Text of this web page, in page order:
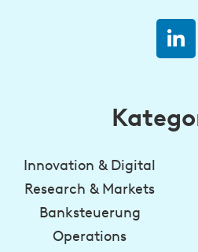
Innovation & Digital
Research & Markets
Banksteuerung
Operations